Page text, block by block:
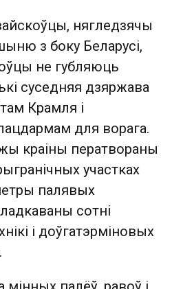
нягледзячы
з боку Беларусі,
не губляюць
суседняя дзяржава
Крамля і
для ворага.
краіны ператвораны
участках
палявых
сотні
і доўгатэрміновых